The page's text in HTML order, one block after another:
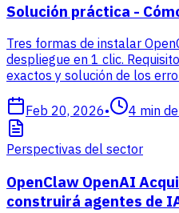
Solución práctica -
Tres formas de instalar
despliegue en 1 clic.
exactos y solución de los
Feb 20, 2026• 4 min
Perspectivas del sector
OpenClaw OpenAI
construirá agentes de